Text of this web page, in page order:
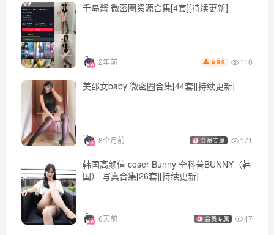
[ROSI写真]口罩系列 2026.03.10 NO.3558 [83P224MB]
[ROSI写真]口罩系列 2026.03.09 NO.3557 [142P1.55GB]
[ROSI写真]口罩系列 2026.03.08 NO.3556 [84P197MB]
[ROSI写真]口罩系列 2026.03.07 NO.3555 [95P221MB]
[ROSI写真]口罩系列 2026.03.06 NO.3554 [81P208MB]
[ROSI写真]口罩系列 2026.03.05 NO.3553 [67P720MB]
[ROSI写真]口罩系列 2026.03.04 NO.3552 [92P202MB]
[ROSI写真]口罩系列 2026.03.03 NO.3551 [143P326MB]
[ROSI写真]口罩系列 2026.03.02 NO.3550 [68P199MB]
[ROSI写真]口罩系列 2026.03.01 NO.3549 [113P1.17GB]
[ROSI写真]口罩系列 2026.02.28 NO.3548 [164P385MB]
[ROSI写真]口罩系列 2026.02.27 NO.3547 [78P147MB]
千岛酱 微密圈资源合集[4套][持续更新]
2年前 ￥9.9 110
美邵女baby 微密圈合集[44套][持续更新]
8个月前 会员专属 171
韩国高颜值 coser Bunny 全科普BUNNY（韩
国） 写真合集[26套][持续更新]
6天前 会员专属 47